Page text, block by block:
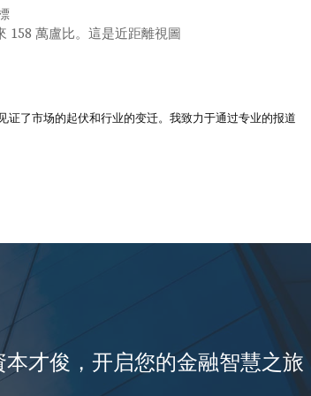
158 萬盧比。這是近距離視圖
了市场的起伏和行业的变迁。我致力于通过专业的报道
本才俊，开启您的金融智慧之旅